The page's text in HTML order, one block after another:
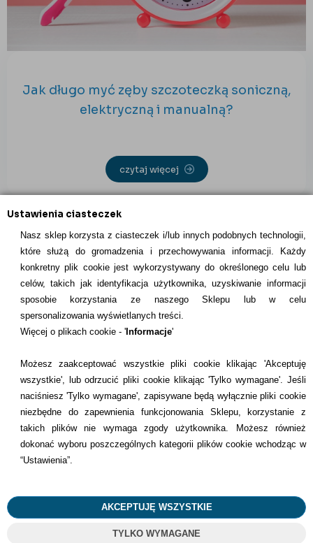
Ustawienia ciasteczek
Nasz sklep korzysta z ciasteczek i/lub innych podobnych technologii,
które służą do gromadzenia i przechowywania informacji. Każdy
konkretny plik cookie jest wykorzystywany do określonego celu lub
celów, takich jak identyfikacja użytkownika, uzyskiwanie informacji
sposobie korzystania ze naszego Sklepu lub w celu
spersonalizowania wyświetlanych treści.
Więcej o plikach cookie - 'Informacje'
Możesz zaakceptować wszystkie pliki cookie klikając 'Akceptuję
wszystkie', lub odrzucić pliki cookie klikając 'Tylko wymagane'. Jeśli
naciśniesz 'Tylko wymagane', zapisywane będą wyłącznie pliki cookie
niezbędne do zapewnienia funkcjonowania Sklepu, korzystanie z
takich plików nie wymaga zgody użytkownika. Możesz również
dokonać wyboru poszczególnych kategorii plików cookie wchodząc w
“Ustawienia”.
AKCEPTUJĘ WSZYSTKIE
TYLKO WYMAGANE
Jak długo myć zęby szczoteczką soniczną,
elektryczną i manualną?
czytaj więcej
INFORMACJE KONTAKTOWE
Informacje
Dostawcy
Kontakt
+48 22 113 4446
kontakt@dentilove.pl